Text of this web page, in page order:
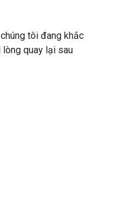
tôi đang khắc
quay lại sau